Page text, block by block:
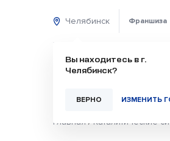
Челябинск
Вы находитесь в г.
Челябинск?
ВЕРНО ИЗМЕНИТЬ
Франшиза
Главная / Каталитические